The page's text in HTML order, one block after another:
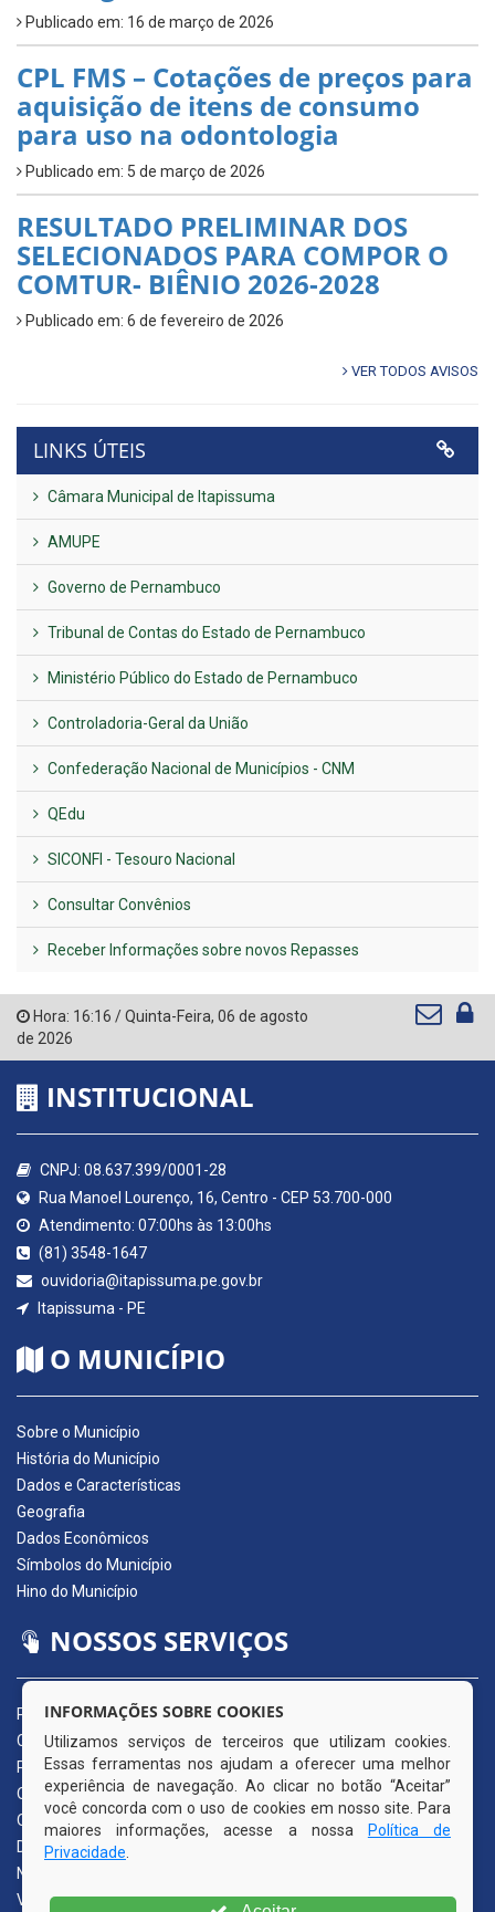
Publicado em: 16 de março de 2026
CPL FMS – Cotações de preços para
aquisição de itens de consumo
para uso na odontologia
Publicado em: 5 de março de 2026
RESULTADO PRELIMINAR DOS
SELECIONADOS PARA COMPOR O
COMTUR- BIÊNIO 2026-2028
Publicado em: 6 de fevereiro de 2026
VER TODOS AVISOS
LINKS ÚTEIS
Câmara Municipal de Itapissuma
AMUPE
Governo de Pernambuco
Tribunal de Contas do Estado de Pernambuco
Ministério Público do Estado de Pernambuco
Controladoria-Geral da União
Confederação Nacional de Municípios - CNM
QEdu
SICONFI - Tesouro Nacional
Consultar Convênios
Receber Informações sobre novos Repasses
Hora: 16:16 /Quinta-Feira, 06 de agosto
de 2026
INSTITUCIONAL
CNPJ: 08.637.399/0001-28
Rua Manoel Lourenço, 16, Centro - CEP 53.700-000
Atendimento: 07:00hs às 13:00hs
(81) 3548-1647
ouvidoria@itapissuma.pe.gov.br
Itapissuma - PE
O MUNICÍPIO
Sobre o Município
História do Município
Dados e Características
Geografia
Dados Econômicos
Símbolos do Município
Hino do Município
NOSSOS SERVIÇOS
Portal da Transparência
Carta de Serviços ao Usuário
Pedido de Acesso à Informação (e-SIC)
Ouvidoria Municipal
Quadro de Avisos
Diário Oficial da AMUPE
Nota Fiscal Eletrônica
Validador Nota Fiscal
INFORMAÇÕES SOBRE COOKIES
Utilizamos serviços de terceiros que utilizam cookies.
Essas ferramentas nos ajudam a oferecer uma melhor
experiência de navegação. Ao clicar no botão “Aceitar”
você concorda com o uso de cookies em nosso site. Para
maiores informações, acesse a nossa
Política de
Privacidade